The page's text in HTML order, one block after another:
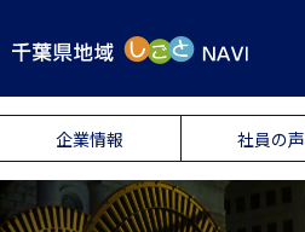
企業情報 社員の声